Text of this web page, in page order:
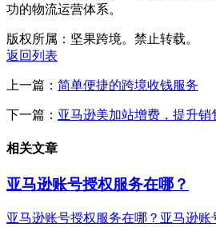
功的物流运营体系。
版权所属：坚果跨境。禁止转载。
返回列表
上一篇： 简单便捷的跨境收钱服务
下一篇： 亚马逊美加站增费，提升销
相关文章
亚马逊账号授权服务在哪？
亚马逊账号授权服务在哪？亚马逊账